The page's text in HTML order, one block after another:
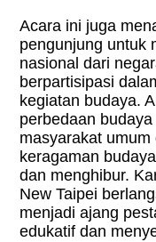
Acara ini juga
pengunjung untuk
nasional dari
berpartisipasi
kegiatan budaya.
perbedaan
masyarakat
keragaman
dan menghibur.
New Taipei
menjadi ajang
edukatif dan